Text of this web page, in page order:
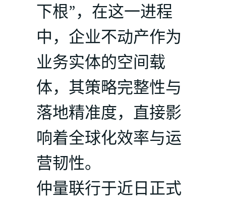
下根”，在这一进程
中，企业不动产作为
业务实体的空间载
体，其策略完整性与
落地精准度，直接影
响着全球化效率与运
营韧性。
仲量联行于近日正式